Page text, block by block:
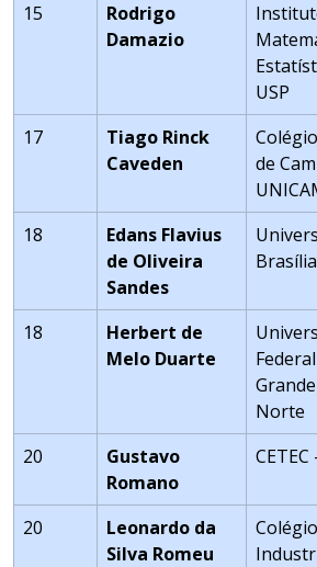
15
Rodrigo
Damazio
USP
17
Tiago Rinck
Caveden
de
18
Edans Flavius
de Oliveira
Sandes
Brasília
18
Herbert de
Melo Duarte
Norte
20
Gustavo
Romano
CETEC
20
Leonardo da
Silva Romeu